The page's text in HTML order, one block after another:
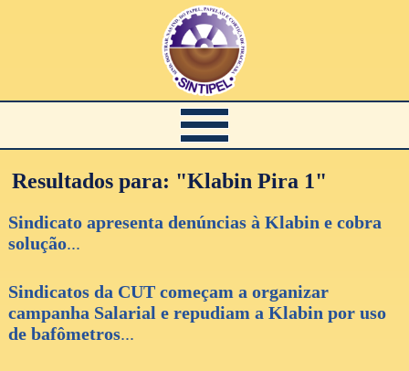
Resultados para: "Klabin Pira 1"
Sindicato apresenta denúncias à Klabin e cobra
solução...
Sindicatos da CUT começam a organizar
campanha Salarial e repudiam a Klabin por uso
de bafômetros...